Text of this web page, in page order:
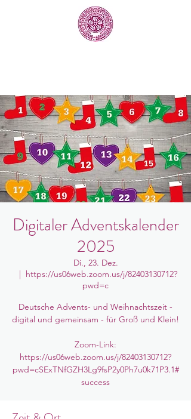
Digitaler Adventskalender
2025
Di., 23. Dez.
  |
https://us06web.zoom.us/j/82403130712?
pwd=c
Deutsche Advents- und Weihnachtszeit -
digital und gemeinsam - für Groß und Klein!
Zoom-Link:
https://us06web.zoom.us/j/82403130712?
pwd=cSExTNfGZH3Lg9fsP2y0Ph7u0k71P3.1#
success